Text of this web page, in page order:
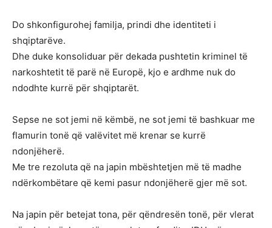
Do shkonfigurohej familja, prindi dhe identiteti i
shqiptarëve.
Dhe duke konsoliduar për dekada pushtetin kriminel të
narkoshtetit të parë në Europë, kjo e ardhme nuk do
ndodhte kurrë për shqiptarët.
Sepse ne sot jemi në këmbë, ne sot jemi të bashkuar me
flamurin tonë që valëvitet më krenar se kurrë
ndonjëherë.
Me tre rezoluta që na japin mbështetjen më të madhe
ndërkombëtare që kemi pasur ndonjëherë gjer më sot.
Na japin për betejat tona, për qëndresën tonë, për vlerat